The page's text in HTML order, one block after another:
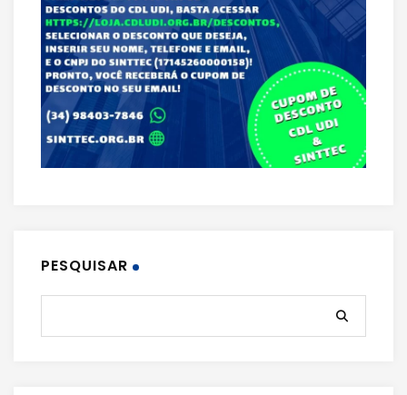
PESQUISAR